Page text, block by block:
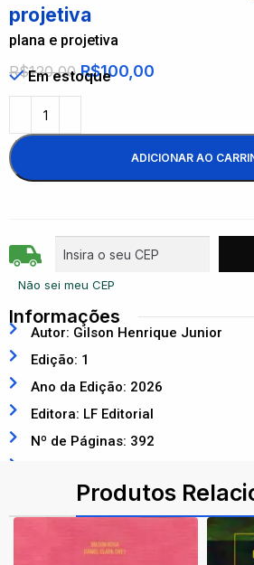
projetiva
plana e projetiva
R$120,00 R$100,00
Em estoque
ADICIONAR AO
Não sei meu CEP
Informações
Autor: Gilson Henrique Junior
Edição: 1
Ano da Edição: 2026
Editora: LF Editorial
Nº de Páginas: 392
Produtos